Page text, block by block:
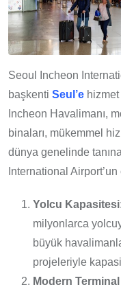
Seoul Incheon
başkenti Seul’e
Incheon Havalimanı,
binaları, mükemmel
dünya genelinde
International
Yolcu Kapasitesi
milyonlarca
büyük
projeleriyle
Modern